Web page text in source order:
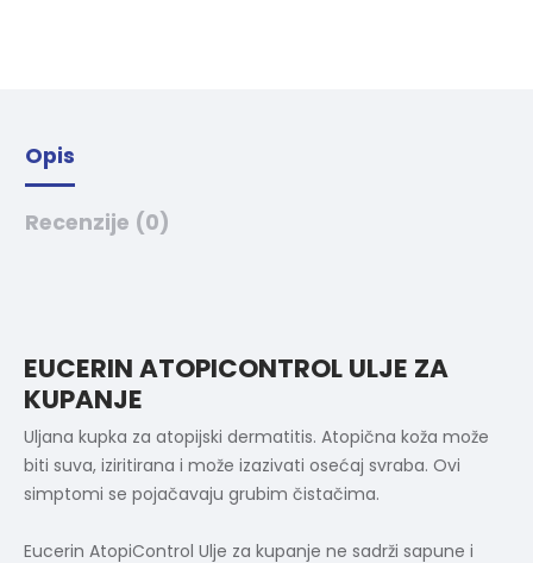
Opis
Recenzije (0)
EUCERIN ATOPICONTROL ULJE ZA
KUPANJE
Uljana kupka za atopijski dermatitis. Atopična koža može
biti suva, iziritirana i može izazivati osećaj svraba. Ovi
simptomi se pojačavaju grubim čistačima.
Eucerin AtopiControl Ulje za kupanje ne sadrži sapune i